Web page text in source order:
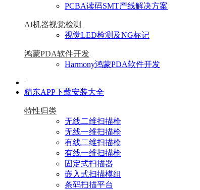
PCBA读码SMT产线解决方案
AI机器视觉检测
视觉LED检测及NG标记
鸿蒙PDA软件开发
Harmony鸿蒙PDA软件开发
|
精东APP下载安装大全
特性归类
无线二维扫描枪
无线一维扫描枪
有线二维扫描枪
有线一维扫描枪
固定式扫描器
嵌入式扫描模组
条码扫描平台